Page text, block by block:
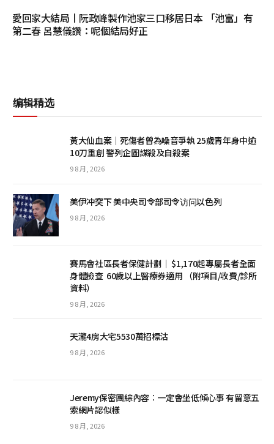
愛回家大結局丨阮政峰製作池家三口移居日本 「池富」有
第二春 呂慧儀讚：呢個結局好正
编辑精选
黃大仙血案│死傷者曾為噪音爭執 25歲青年身中逾
10刀重創 警列企圖謀殺及自殺案
9 8 月, 2026
美伊冲突下 美中央司令部司令访问以色列
9 8 月, 2026
賽馬會社區長者保健計劃｜ $1,170起專屬長者全面
身體檢查 60歲以上醫療券適用 （附項目/收費/診所
資料）
9 8 月, 2026
天瀧4房大宅5530萬招標沽
9 8 月, 2026
Jeremy保密團綜內容︰一定會坐低傾心事 有留意五
索網片認似樣
9 8 月, 2026